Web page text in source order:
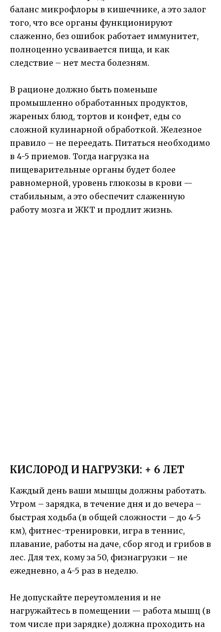
баланс микрофлоры в кишечнике, а это залог
того, что все органы функционируют
слаженно, без ошибок работает иммунитет,
полноценно усваивается пища, и как
следствие – нет места болезням.
В рационе должно быть поменьше
промышленно обработанных продуктов,
жареных блюд, тортов и конфет, еды со
сложной кулинарной обработкой. Железное
правило – не переедать. Питаться необходимо
в 4-5 приемов. Тогда нагрузка на
пищеварительные органы будет более
равномерной, уровень глюкозы в крови —
стабильным, а это обеспечит слаженную
работу мозга и ЖКТ и продлит жизнь.
КИСЛОРОД И НАГРУЗКИ: + 6 ЛЕТ
Каждый день ваши мышцы должны работать.
Утром – зарядка, в течение дня и до вечера –
быстрая ходьба (в общей сложности – до 4-5
км), фитнес-тренировки, игра в теннис,
плавание, работы на даче, сбор ягод и грибов в
лес. Для тех, кому за 50, физнагрузки – не
ежедневно, а 4-5 раз в неделю.
Не допускайте переутомления и не
нагружайтесь в помещении — работа мышц (в
том числе при зарядке) должна проходить на